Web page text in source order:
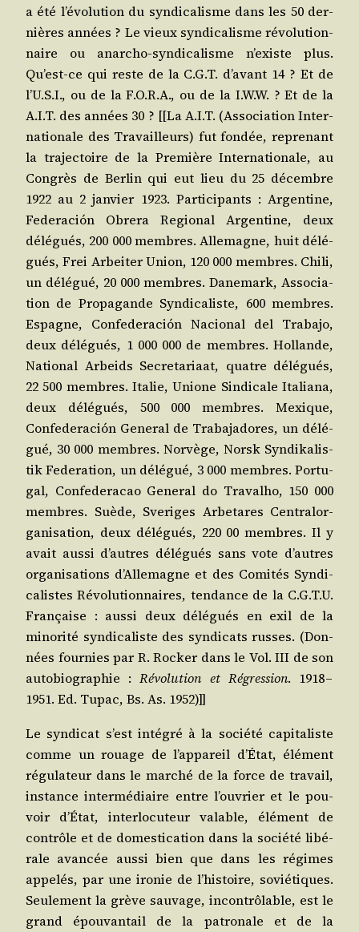
a été l’é­vo­lu­tion du syn­di­ca­lisme dans les 50 der­
nières années ? Le vieux syn­di­ca­lisme révo­lu­tion­
naire ou anar­cho-syn­di­ca­lisme n’existe plus.
Qu’est-ce qui reste de la C.G.T. d’a­vant 14 ? Et de
l’U.S.I., ou de la F.O.R.A., ou de la I.W.W. ? Et de la
A.I.T. des années 30 ? [[La A.I.T. (Asso­cia­tion Inter­
na­tio­nale des Tra­vailleurs) fut fon­dée, repre­nant
la tra­jec­toire de la Pre­mière Inter­na­tio­nale, au
Congrès de Ber­lin qui eut lieu du 25 décembre
1922 au 2 jan­vier 1923. Par­ti­ci­pants : Argen­tine,
Fede­ra­ción Obre­ra Regio­nal Argen­tine, deux
délé­gués, 200 000 membres. Alle­magne, huit délé­
gués, Frei Arbei­ter Union, 120 000 membres. Chi­li,
un délé­gué, 20 000 membres. Dane­mark, Asso­cia­
tion de Pro­pa­gande Syn­di­ca­liste, 600 membres.
Espagne, Confe­de­ra­ción Nacio­nal del Tra­ba­jo,
deux délé­gués, 1 000 000 de membres. Hol­lande,
Natio­nal Arbeids Secre­ta­riaat, quatre délé­gués,
22 500 membres. Ita­lie, Unione Sin­di­cale Ita­lia­na,
deux délé­gués, 500 000 membres. Mexique,
Confe­de­ra­ción Gene­ral de Tra­ba­ja­dores, un délé­
gué, 30 000 membres. Nor­vège, Norsk Syn­di­ka­lis­
tik Fede­ra­tion, un délé­gué, 3 000 membres. Por­tu­
gal, Confe­de­ra­cao Gene­ral do Tra­val­ho, 150 000
membres. Suède, Sve­riges Arbe­tares Cen­tra­lor­
ga­ni­sa­tion, deux délé­gués, 220 00 membres. Il y
avait aus­si d’autres délé­gués sans vote d’autres
orga­ni­sa­tions d’Al­le­magne et des Comi­tés Syn­di­
ca­listes Révo­lu­tion­naires, ten­dance de la C.G.T.U.
Fran­çaise : aus­si deux délé­gués en exil de la
mino­ri­té syn­di­ca­liste des syn­di­cats russes. (Don­
nées four­nies par R. Rocker dans le Vol. III de son
auto­bio­gra­phie :Révo­lu­tion et Régres­sion. 1918 –
1951. Ed. Tupac, Bs. As. 1952)]]
Le syn­di­cat s’est inté­gré à la socié­té capi­ta­liste
comme un rouage de l’ap­pa­reil d’É­tat, élé­ment
régu­la­teur dans le mar­ché de la force de tra­vail,
ins­tance inter­mé­diaire entre l’ou­vrier et le pou­
voir d’É­tat, inter­lo­cu­teur valable, élé­ment de
contrôle et de domes­ti­ca­tion dans la socié­té libé­
rale avan­cée aus­si bien que dans les régimes
appe­lés, par une iro­nie de l’his­toire, sovié­tiques.
Seule­ment la grève sau­vage, incon­trô­lable, est le
grand épou­van­tail de la patro­nale et de la